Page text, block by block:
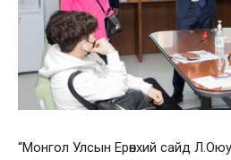
“Монгол Улсын Ерөнхий сайд